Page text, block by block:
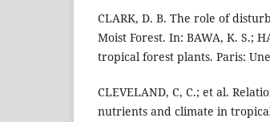
CLARK, D. B. The role of
Moist Forest. In: BAWA, K. S.;
tropical forest plants. Paris:
CLEVELAND, C, C.; et al.
nutrients and climate in